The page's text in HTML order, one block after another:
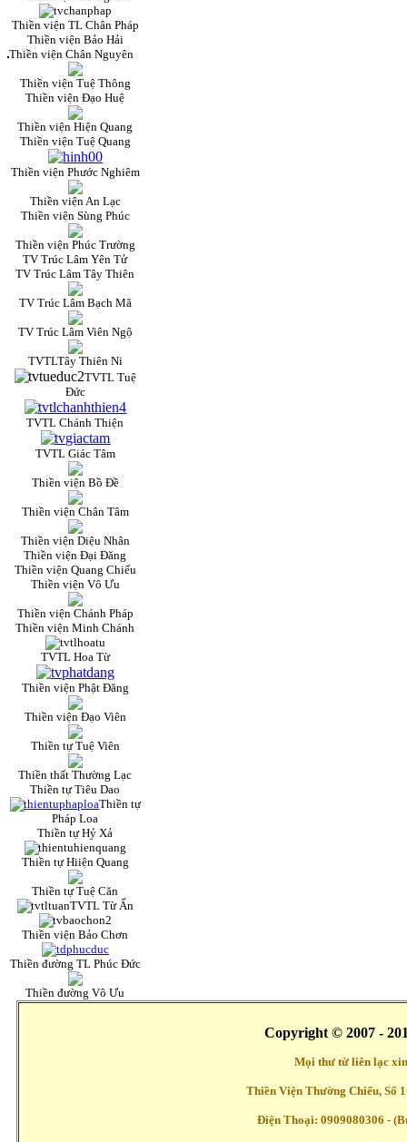
Thiền viện TL Chân Pháp
Thiền viện Bảo Hải
Thiền viện Chân Nguyên
Thiền viện Tuệ Thông
Thiền viện Đạo Huệ
Thiền viện Hiện Quang
Thiền viện Tuệ Quang
Thiền viện Phước Nghiêm
Thiền viện An Lạc
Thiền viện Sùng Phúc
Thiền viện Phúc Trường
TV Trúc Lâm Yên Tử
TV Trúc Lâm Tây Thiên
TV Trúc Lâm Bạch Mã
TV Trúc Lâm Viên Ngộ
TVTLTây Thiên Ni
TVTL Tuệ
Đức
TVTL Chánh Thiện
TVTL Giác Tâm
Thiền viện Bồ Đề
Thiền viện Chân Tâm
Thiền viện Diệu Nhân
Thiền viện Đại Đăng
Thiền viện Quang Chiếu
Thiền viện Vô Ưu
Thiền viện Chánh Pháp
Thiền viện Minh Chánh
TVTL Hoa Từ
Thiền viện Phật Đăng
Thiền viện Đạo Viên
Thiền tự Tuệ Viên
Thiền thất Thường Lạc
Thiền tự Tiêu Dao
Thiền tự
Pháp Loa
Thiền tự Hỷ Xả
Thiền tự Hiiện Quang
Thiền tự Tuệ Căn
TVTL Từ Ấn
Thiền viện Bảo Chơn
Thiền đường TL Phúc Đức
Thiền đường Vô Ưu
Copyright © 2007 -
Mọi thư từ liên lạc
Thiền Viện Thường Chiếu, Số
Điện Thoại: 0909080306 -